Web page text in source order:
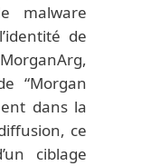
malware
de
“Morgan
dans la
ce
ciblage